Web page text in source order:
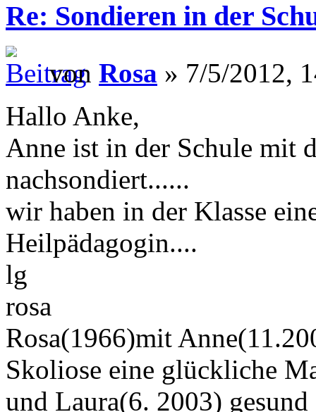
Re: Sondieren in der
von Rosa » 7/5/2012,
Hallo Anke,
Anne ist in der Schule mit
nachsondiert......
wir haben in der Klasse
Heilpädagogin....
lg
rosa
Rosa(1966)mit
Skoliose eine glückliche
und Laura(6. 2003) gesund